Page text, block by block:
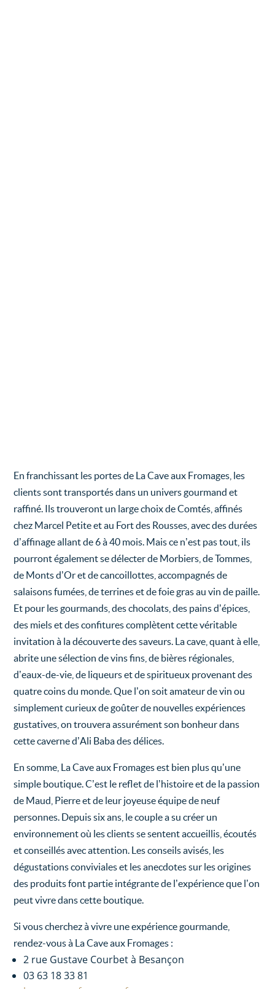
En franchissant les portes de La Cave aux Fromages, les
clients sont transportés dans un univers gourmand et
raffiné. Ils trouveront un large choix de Comtés, affinés
chez Marcel Petite et au Fort des Rousses, avec des durées
d’affinage allant de 6 à 40 mois. Mais ce n’est pas tout, ils
pourront également se délecter de Morbiers, de Tommes,
de Monts d’Or et de cancoillottes, accompagnés de
salaisons fumées, de terrines et de foie gras au vin de paille.
Et pour les gourmands, des chocolats, des pains d’épices,
des miels et des confitures complètent cette véritable
invitation à la découverte des saveurs. La cave, quant à elle,
abrite une sélection de vins fins, de bières régionales,
d’eaux-de-vie, de liqueurs et de spiritueux provenant des
quatre coins du monde. Que l’on soit amateur de vin ou
simplement curieux de goûter de nouvelles expériences
gustatives, on trouvera assurément son bonheur dans
cette caverne d’Ali Baba des délices.
En somme, La Cave aux Fromages est bien plus qu’une
simple boutique. C’est le reflet de l’histoire et de la passion
de Maud, Pierre et de leur joyeuse équipe de neuf
personnes. Depuis six ans, le couple a su créer un
environnement où les clients se sentent accueillis, écoutés
et conseillés avec attention. Les conseils avisés, les
dégustations conviviales et les anecdotes sur les origines
des produits font partie intégrante de l’expérience que l’on
peut vivre dans cette boutique.
Si vous cherchez à vivre une expérience gourmande,
rendez-vous à La Cave aux Fromages :
2 rue Gustave Courbet à Besançon
03 63 18 33 81